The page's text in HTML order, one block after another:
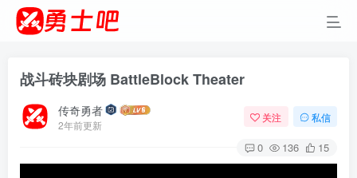
战斗砖块剧场 BattleBlock Theater
传奇勇者
2年前更新
关注 私信
0 136 15